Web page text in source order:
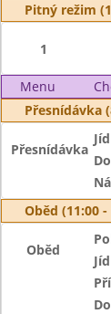
Pitný režim
1
Menu
Přesnídávka
Přesnídávka
Oběd (11:00 -
Oběd